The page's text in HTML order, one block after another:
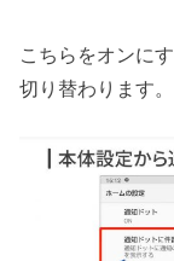
こちらをオンに
切り替わります。